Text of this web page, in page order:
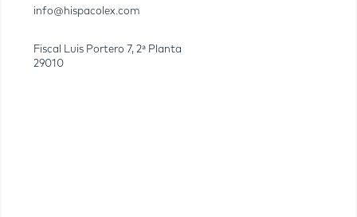
info@hispacolex.com
Fiscal Luis Portero 7, 2ª Planta
29010